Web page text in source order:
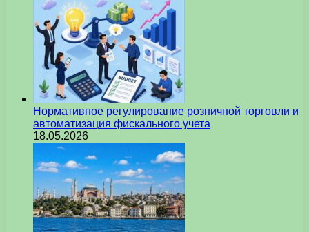
Нормативное регулирование розничной торговли и
автоматизация фискального учета
18.05.2026